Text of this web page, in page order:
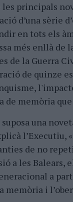
les principals
d’una sèrie
en tots els
més enllà de
de la Guerra
de quinze
de memòria
suposa una
l’Executiu,
de no
a les Balears,
a
memòria i